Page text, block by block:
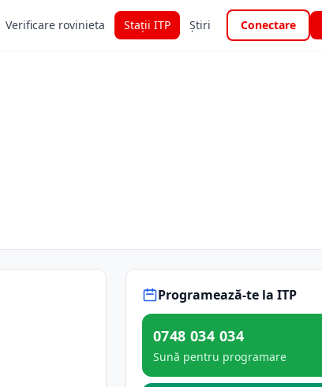
Verificare rovinieta Stații ITP Știri Conectare
Programează-te la ITP
0748 034 034
Sună pentru programare